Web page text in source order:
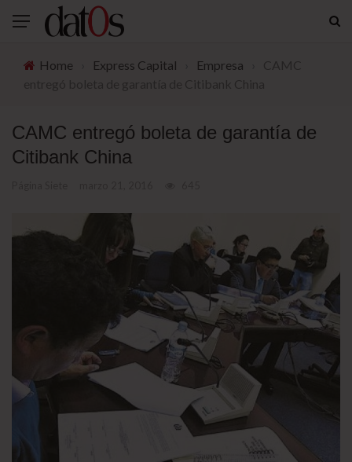
Home Express Capital Empresa
CAMC entregó boleta de garantía de
Citibank China